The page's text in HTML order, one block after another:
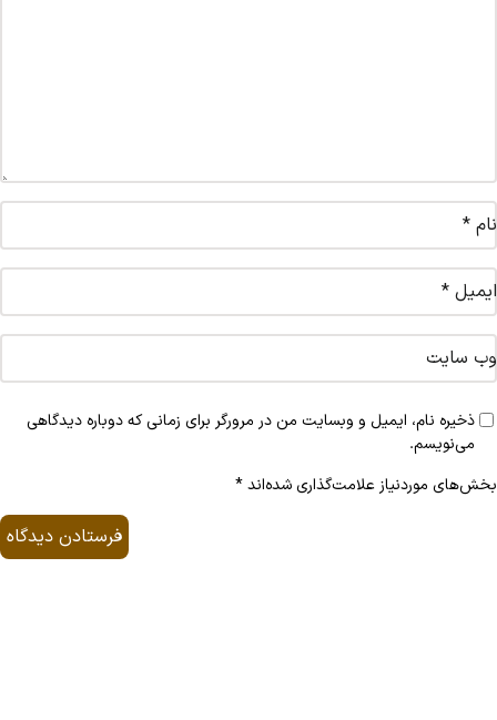
بخش‌های موردنیاز علامت‌گذاری شده‌اند*
نام *
ایمیل *
وب‌ سایت
ذخیره نام، ایمیل و وبسایت من در مرورگر برای زمانی که دوباره دیدگاهی
می‌نویسم.